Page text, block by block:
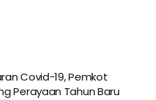
Covid-19, Pemkot
Perayaan Tahun Baru